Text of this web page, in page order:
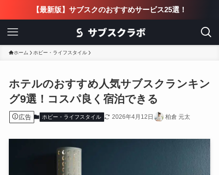
【最新版】サブスクのおすすめサービス25選！
ホーム ホビー・ライフスタイル
ホテルのおすすめ人気サブスクランキン
グ9選！コスパ良く宿泊できる
広告 ホビー・ライフスタイル 2026年4月12日 柏倉 元太